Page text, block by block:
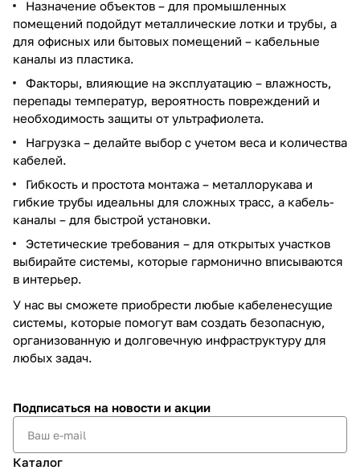
Назначение объектов – для промышленных
помещений подойдут металлические лотки и трубы, а
для офисных или бытовых помещений – кабельные
каналы из пластика.
Факторы, влияющие на эксплуатацию – влажность,
перепады температур, вероятность повреждений и
необходимость защиты от ультрафиолета.
Нагрузка – делайте выбор с учетом веса и количества
кабелей.
Гибкость и простота монтажа – металлорукава и
гибкие трубы идеальны для сложных трасс, а кабель-
каналы – для быстрой установки.
Эстетические требования – для открытых участков
выбирайте системы, которые гармонично вписываются
в интерьер.
У нас вы сможете приобрести любые кабеленесущие
системы, которые помогут вам создать безопасную,
организованную и долговечную инфраструктуру для
любых задач.
Подписаться на новости и акции
Каталог